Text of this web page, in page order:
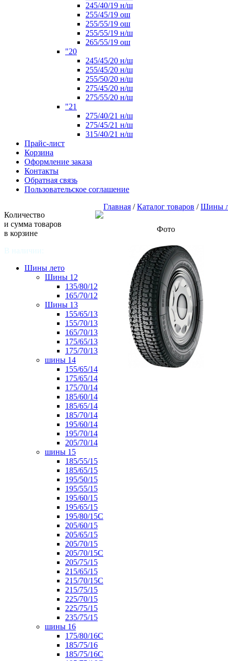
245/40/19 н/ш
255/45/19 ош
255/55/19 ош
255/55/19 н/ш
265/55/19 ош
"20
245/45/20 н/ш
255/45/20 н/ш
255/50/20 н/ш
275/45/20 н/ш
275/55/20 н/ш
"21
275/40/21 н/ш
275/45/21 н/ш
315/40/21 н/ш
Прайс-лист
Корзина
Оформление заказа
Контакты
Обратная связь
Пользовательское соглашение
Количество
и сумма товаров
в корзине
В наличии:
Шины лето
Шины 12
135/80/12
165/70/12
Шины 13
155/65/13
155/70/13
165/70/13
175/65/13
175/70/13
шины 14
155/65/14
175/65/14
175/70/14
185/60/14
185/65/14
185/70/14
195/60/14
195/70/14
205/70/14
шины 15
185/55/15
185/65/15
195/50/15
195/55/15
195/60/15
195/65/15
195/80/15С
205/60/15
205/65/15
205/70/15
205/70/15С
205/75/15
215/65/15
215/70/15C
215/75/15
225/70/15
225/75/15
235/75/15
шины 16
175/80/16С
185/75/16
185/75/16С
Главная /Каталог товаров /Шины
Фото